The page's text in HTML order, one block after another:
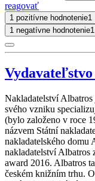
reagovať
1 pozitívne hodnotenie1
1 negatívne hodnotenie1
Nakladatelství Albatros
svého vzniku
(bylo založeno v roce
názvem Státní
nakladatelského domu
nakladatelství Albatros
award 2016. Albatros
českém knižním trhu.